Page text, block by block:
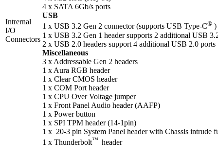
Intrernal
I/O
Connectors
4 x SATA 6Gb/s ports
USB
1 x USB 3.2 Gen 2 connector (supports USB Type-C® )
1 x USB 3.2 Gen 1 header supports 2 additional USB
2 x USB 2.0 headers support 4 additional USB 2.0 ports
Miscellaneous
3 x Addressable Gen 2 headers
1 x Aura RGB header
1 x Clear CMOS header
1 x COM Port header
1 x CPU Over Voltage jumper
1 x Front Panel Audio header (AAFP)
1 x Power button
1 x SPI TPM header (14-1pin)
1 x 20-3 pin System Panel header with Chassis intrude
1 x Thunderbolt™ header